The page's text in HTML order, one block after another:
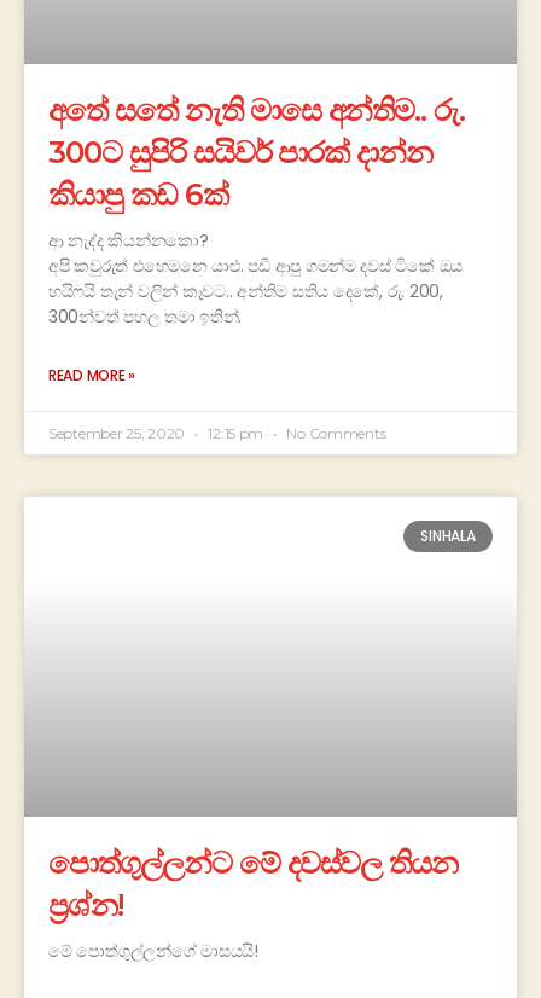
අතේ සතේ නැති මාසෙ අන්තිම.. රු.
300ට සුපිරි සයිවර් පාරක් දාන්න
කියාපු කඩ 6ක්
ආ නැද්ද කියන්නකො?
අපි කවුරුත් එහෙමනෙ යාළු. පඩි ආපු ගමන්ම දවස් ටිකේ ඔය
හයිෆයි තැන් වලින් කෑවට.. අන්තිම සතිය දෙකේ, රු. 200,
300න්වත් පහල තමා ඉතින්.
READ MORE »
September 25, 2020 12:15 pm No Comments
SINHALA
පොත්ගුල්ලන්ට මේ දවස්වල තියන
ප්‍රශ්න!
මේ පොත්ගුල්ලන්ගේ මාසයයි!